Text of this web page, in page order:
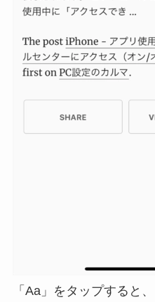
「Aa」をタップすると